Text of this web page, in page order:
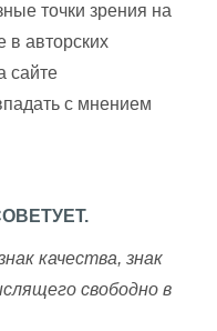
точки зрения на
в авторских
сайте
с мнением
качества, знак
свободно в